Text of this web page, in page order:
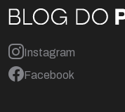
Instagram
Facebook